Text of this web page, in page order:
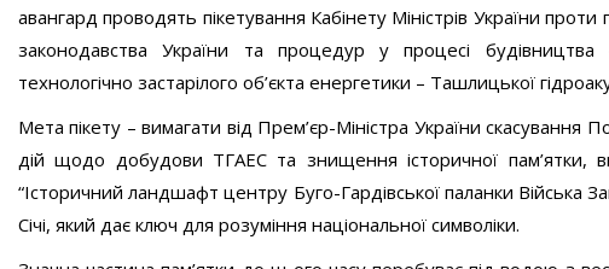
авангард проводять пікетування Кабінету Міністрів України
законодавства України та процедур у процесі будівництва
технологічно застарілого об’єкта енергетики – Ташлицької
Мета пікету – вимагати від Прем’єр-Міністра України
дій щодо добудови ТГАЕС та знищення історичної пам’ятки,
“Історичний ландшафт центру Буго-Гардівської паланки Війська
Січі, який дає ключ для розуміння національної символіки.